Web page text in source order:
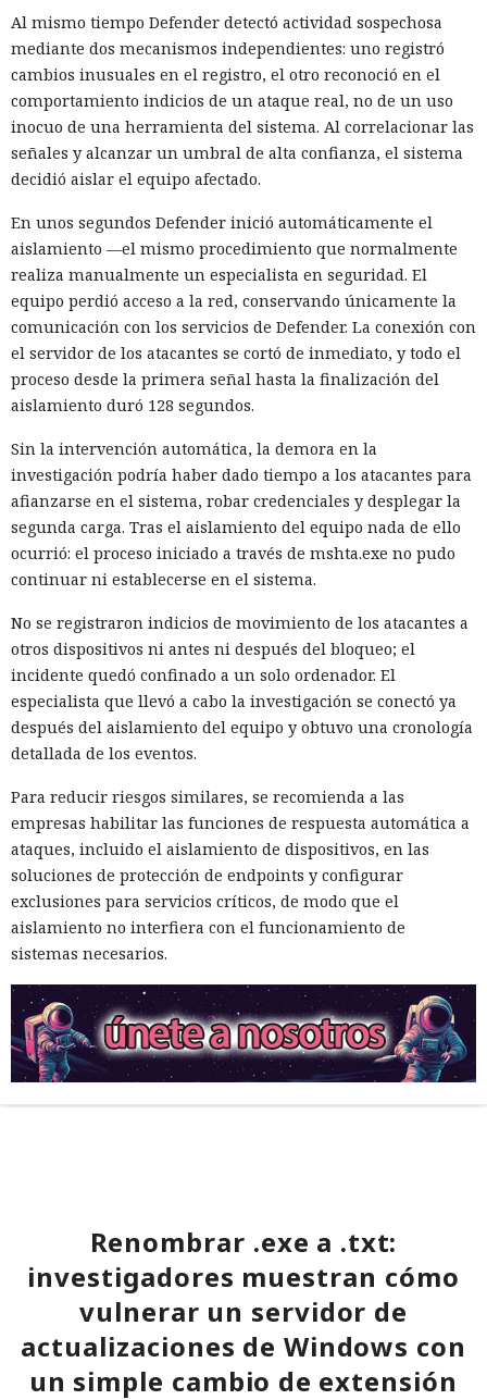
Al mismo tiempo Defender detectó actividad sospechosa
mediante dos mecanismos independientes: uno registró
cambios inusuales en el registro, el otro reconoció en el
comportamiento indicios de un ataque real, no de un uso
inocuo de una herramienta del sistema. Al correlacionar las
señales y alcanzar un umbral de alta confianza, el sistema
decidió aislar el equipo afectado.
En unos segundos Defender inició automáticamente el
aislamiento —el mismo procedimiento que normalmente
realiza manualmente un especialista en seguridad. El
equipo perdió acceso a la red, conservando únicamente la
comunicación con los servicios de Defender. La conexión con
el servidor de los atacantes se cortó de inmediato, y todo el
proceso desde la primera señal hasta la finalización del
aislamiento duró 128 segundos.
Sin la intervención automática, la demora en la
investigación podría haber dado tiempo a los atacantes para
afianzarse en el sistema, robar credenciales y desplegar la
segunda carga. Tras el aislamiento del equipo nada de ello
ocurrió: el proceso iniciado a través de mshta.exe no pudo
continuar ni establecerse en el sistema.
No se registraron indicios de movimiento de los atacantes a
otros dispositivos ni antes ni después del bloqueo; el
incidente quedó confinado a un solo ordenador. El
especialista que llevó a cabo la investigación se conectó ya
después del aislamiento del equipo y obtuvo una cronología
detallada de los eventos.
Para reducir riesgos similares, se recomienda a las
empresas habilitar las funciones de respuesta automática a
ataques, incluido el aislamiento de dispositivos, en las
soluciones de protección de endpoints y configurar
exclusiones para servicios críticos, de modo que el
aislamiento no interfiera con el funcionamiento de
sistemas necesarios.
Renombrar .exe a .txt:
investigadores muestran cómo
vulnerar un servidor de
actualizaciones de Windows con
un simple cambio de extensión